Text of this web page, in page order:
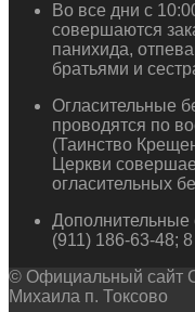
Во все дни с
совершаются
панихида,
братьями и
Огласительные
проводятся по
(Таинство
Церкви
огласительных
Дополнительные
(911) 186-63-48;
© Официальный сайт
Михаила п. Токсово